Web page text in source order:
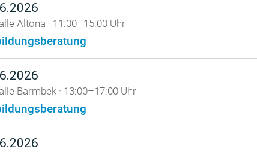
Altona · 11:00–15:00 Uhr
Barmbek · 13:00–17:00 Uhr